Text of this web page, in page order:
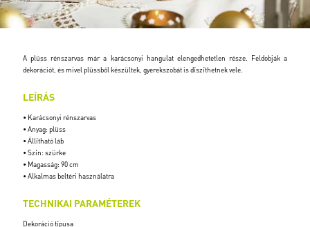
A plüss rénszarvas már a karácsonyi hangulat elengedhetetlen része. Feldobják a
dekorációt, és mivel plüssből készültek, gyerekszobát is díszíthetnek vele.
LEÍRÁS
• Karácsonyi rénszarvas
• Anyag: plüss
• Állítható láb
• Szín: szürke
• Magasság: 90 cm
• Alkalmas beltéri használatra
TECHNIKAI PARAMÉTEREK
Dekoráció típusa